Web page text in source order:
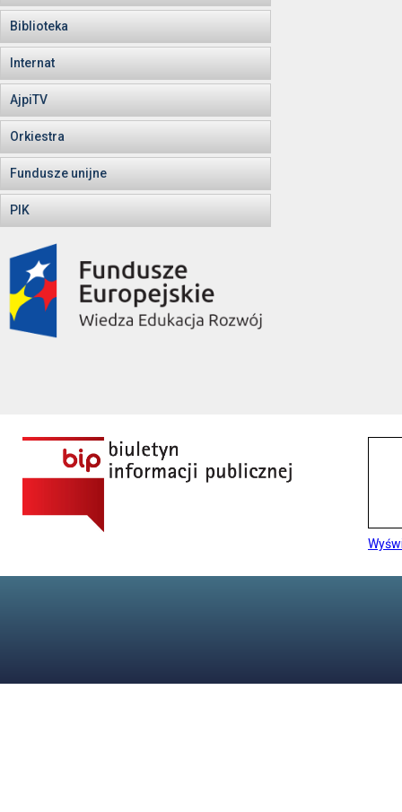
Biblioteka
Internat
AjpiTV
Orkiestra
Fundusze unijne
PIK